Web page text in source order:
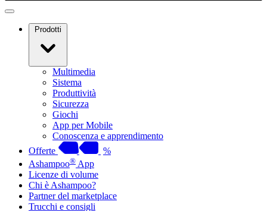
Prodotti
Multimedia
Sistema
Produttività
Sicurezza
Giochi
App per Mobile
Conoscenza e apprendimento
Offerte
%
Ashampoo® App
Licenze di volume
Chi è Ashampoo?
Partner del marketplace
Trucchi e consigli